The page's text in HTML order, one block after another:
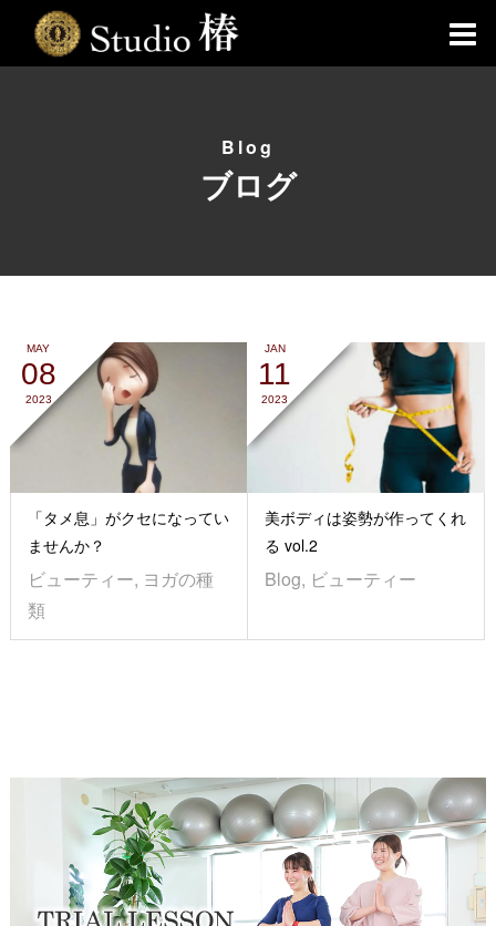
Blog
ブログ
MAY
08
2023
「タメ息」がクセになってい
ませんか？
ビューティー, ヨガの種
類
JAN
11
2023
美ボディは姿勢が作ってくれ
る vol.2
Blog, ビューティー